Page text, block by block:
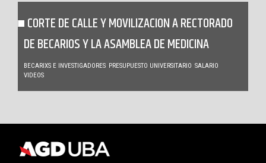
CORTE DE CALLE Y MOVILIZACION A RECTORADO
DE BECARIOS Y LA ASAMBLEA DE MEDICINA
BECARIXS E INVESTIGADORES PRESUPUESTO UNIVERSITARIO SALARIO
VIDEOS